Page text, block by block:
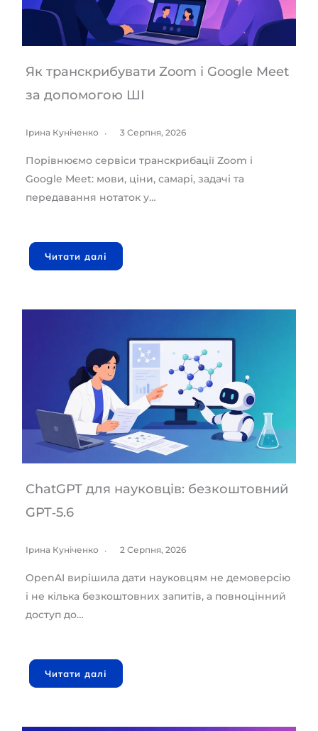
Як транскрибувати Zoom і Google Meet
за допомогою ШІ
Ірина Куніченко 3 Серпня, 2026
Порівнюємо сервіси транскрибації Zoom і
Google Meet: мови, ціни, самарі, задачі та
передавання нотаток у…
Читати далі
ChatGPT для науковців: безкоштовний
GPT‑5.6
Ірина Куніченко 2 Серпня, 2026
OpenAI вирішила дати науковцям не демоверсію
і не кілька безкоштовних запитів, а повноцінний
доступ до…
Читати далі